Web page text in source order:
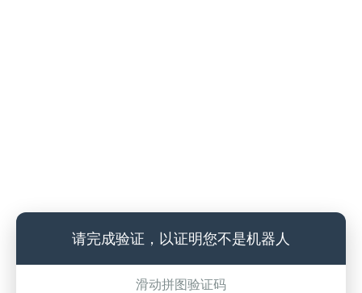
请完成验证，以证明您不是机器人
滑动拼图验证码